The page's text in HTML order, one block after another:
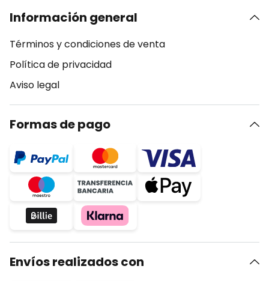
Información general
Términos y condiciones de venta
Política de privacidad
Aviso legal
Formas de pago
Envíos realizados con